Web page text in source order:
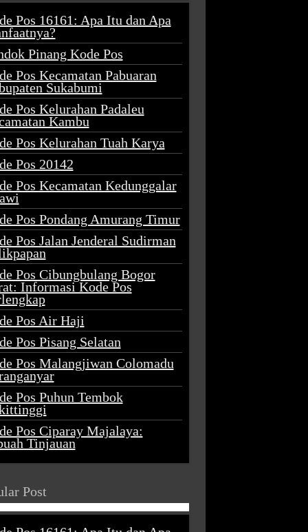
Pos 16161: Apa Itu dan Apa
Pinang Kode Pos
Pos Kecamatan Pabuaran
Sukabumi
Pos Kelurahan Padaleu
Kambu
Pos Kelurahan Tuah Karya
Pos 20142
Pos Kecamatan Kedunggalar
Pos Pondang Amurang Timur
Pos Jalan Jenderal Sudirman
Pos Cibungbulang Bogor
Informasi Kode Pos
Pos Air Haji
Pos Pisang Selatan
Pos Malangjiwan Colomadu
Pos Puhun Tembok
Pos Ciparay Majalaya:
Tinjauan
Post